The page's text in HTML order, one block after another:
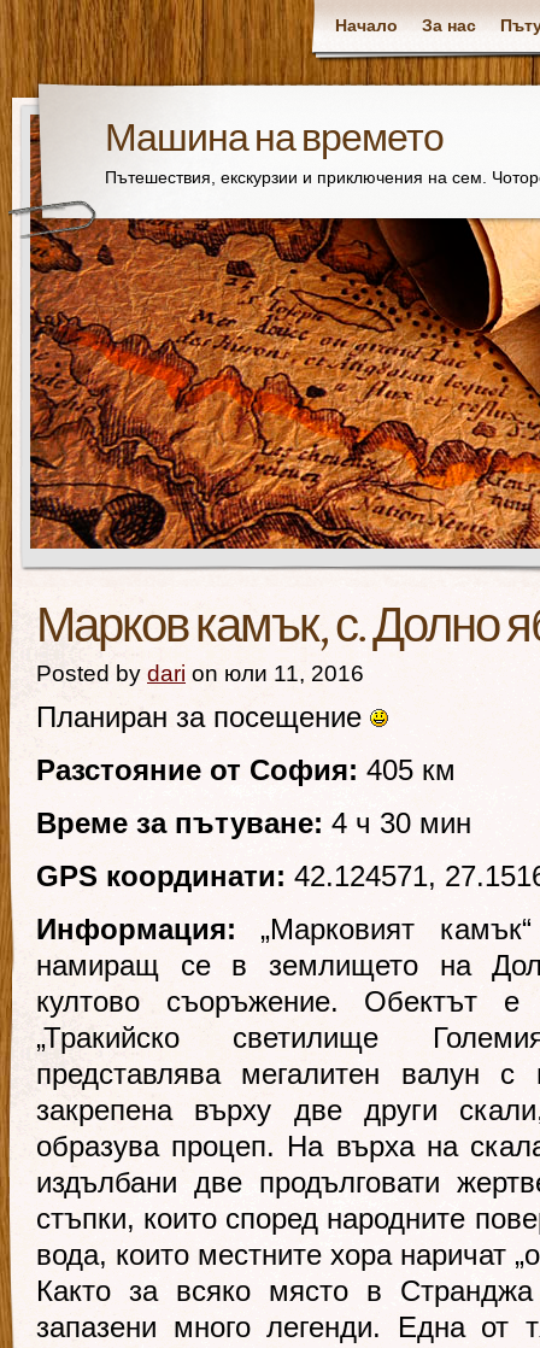
Начало За нас
Машина на времето
Пътешествия, екскурзии и приключения на сем.
Марков камък, с. Долно
Posted by dari on юли 11, 2016
Планиран за посещение
Разстояние от София: 405 км
Време за пътуване: 4 ч 30 мин
GPS координати: 42.124571,
Информация: „Марковият
намиращ се в землището на
култово съоръжение. Обектът
„Тракийско светилище
представлява мегалитен валун
закрепена върху две други
образува процеп. На върха на
издълбани две продълговати
стъпки, които според народните
вода, които местните хора наричат
Както за всяко място в
запазени много легенди. Една от